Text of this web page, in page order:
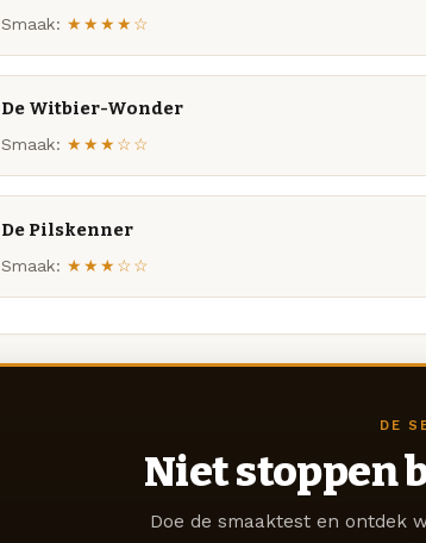
Smaak: ★★★★☆
De Witbier-Wonder
Smaak: ★★★☆☆
De Pilskenner
Smaak: ★★★☆☆
DE
Niet stoppen
Doe de smaaktest en ontdek